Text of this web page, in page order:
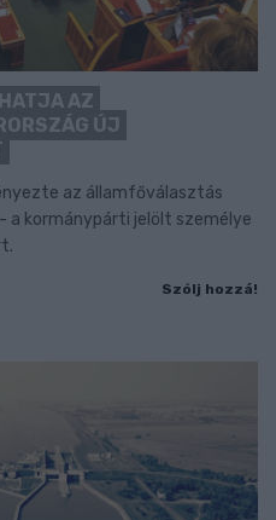
AZ
ÚJ
az államfőválasztás
a kormánypárti jelölt személye
Szólj hozzá!